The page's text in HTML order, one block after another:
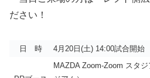
ださい！
日 時 4月20日(土) 14:00試合開始
MAZDA Zoom-Zoom スタ